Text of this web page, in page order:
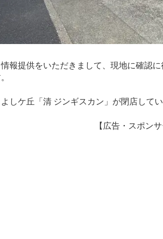
報提供をいただきまして、現地に確認
しケ丘「清 ジンギスカン」が閉店してい
【広告・スポン